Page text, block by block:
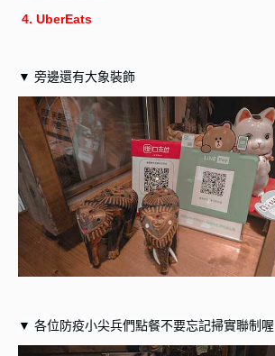
4. UberEats
▼ 旁邊還有大象裝飾
▼ 各位防疫小尖兵們點餐不要忘記掃實聯制喔